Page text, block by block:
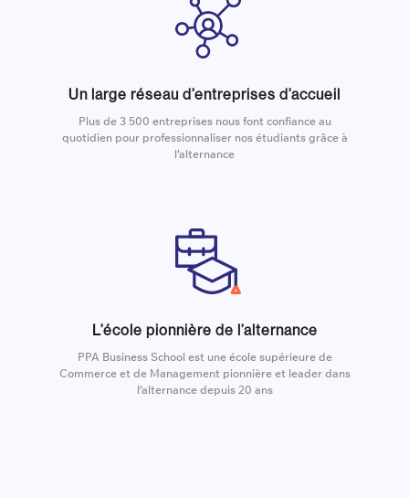
Un large réseau d’entreprises d’accueil
Plus de 3 500 entreprises nous font confiance au
quotidien pour professionnaliser nos étudiants grâce à
l’alternance
L’école pionnière de l’alternance
PPA Business School est une école supérieure de
Commerce et de Management pionnière et leader dans
l’alternance depuis 20 ans